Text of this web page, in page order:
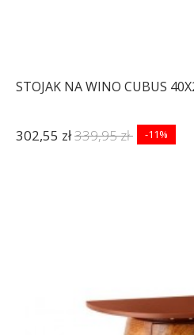
STOJAK NA WINO CUBUS
302,55 zł339,95 zł -11%